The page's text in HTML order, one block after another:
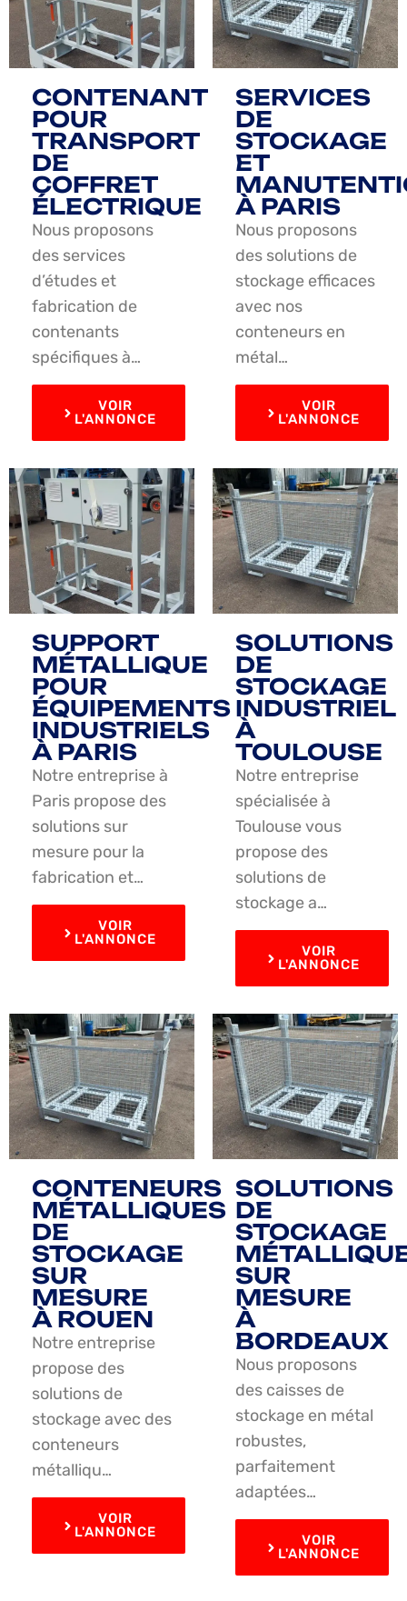
CONTENANT
POUR
TRANSPORT
DE
COFFRET
ÉLECTRIQUE
Nous proposons
des services
d’études et
fabrication de
contenants
spécifiques à…
VOIR
L'ANNONCE
SERVICES
DE
STOCKAGE
ET
À PARIS
Nous proposons
des solutions de
stockage efficaces
avec nos
conteneurs en
métal…
VOIR
L'ANNONCE
SUPPORT
MÉTALLIQUE
POUR
ÉQUIPEMENTS
INDUSTRIELS
À PARIS
Notre entreprise à
Paris propose des
solutions sur
mesure pour la
fabrication et…
VOIR
L'ANNONCE
SOLUTIONS
DE
STOCKAGE
INDUSTRIEL
À
TOULOUSE
Notre entreprise
spécialisée à
Toulouse vous
propose des
solutions de
stockage a…
VOIR
L'ANNONCE
CONTENEURS
MÉTALLIQUES
DE
STOCKAGE
SUR
MESURE
À ROUEN
Notre entreprise
propose des
solutions de
stockage avec des
conteneurs
métalliqu…
VOIR
L'ANNONCE
SOLUTIONS
DE
STOCKAGE
SUR
MESURE
À
BORDEAUX
Nous proposons
des caisses de
stockage en métal
robustes,
parfaitement
adaptées…
VOIR
L'ANNONCE